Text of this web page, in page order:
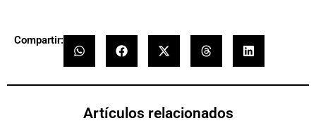
Compartir:
Artículos relacionados